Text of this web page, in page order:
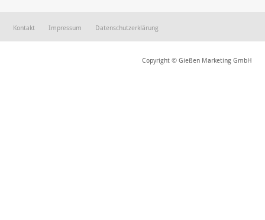
Kontakt Impressum Datenschutzerklärung
Copyright © Gießen Marketing GmbH